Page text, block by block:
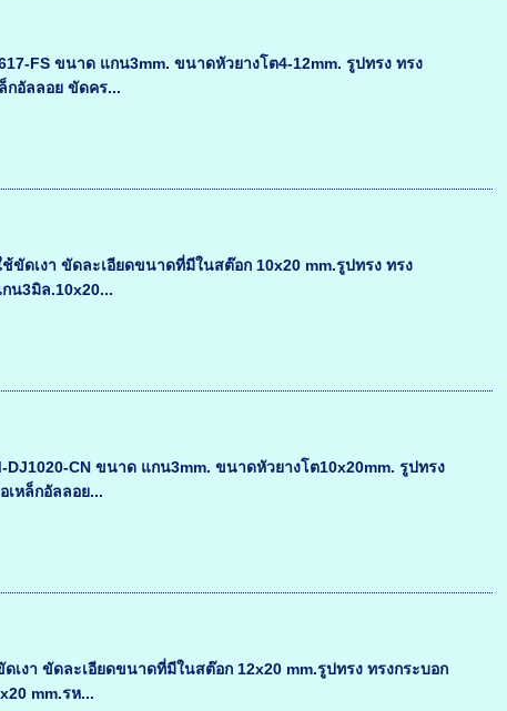
FS ขนาด แกน3mm. ขนาดหัวยางโต4-12mm. รูปทรง ทรง
กอัลลอย ขัดคร...
ขัดเงา ขัดละเอียดขนาดที่มีในสต๊อก 10x20 mm.รูปทรง ทรง
น3มิล.10x20...
CN ขนาด แกน3mm. ขนาดหัวยางโต10x20mm. รูปทรง
เหล็กอัลลอย...
งา ขัดละเอียดขนาดที่มีในสต๊อก 12x20 mm.รูปทรง ทรงกระบอก
mm.รห...